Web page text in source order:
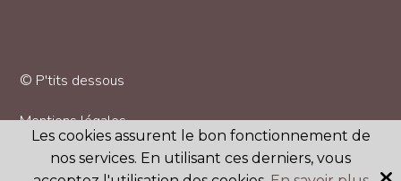
© P'tits dessous
Mentions légales
Les cookies assurent le bon fonctionnement de
nos services. En utilisant ces derniers, vous